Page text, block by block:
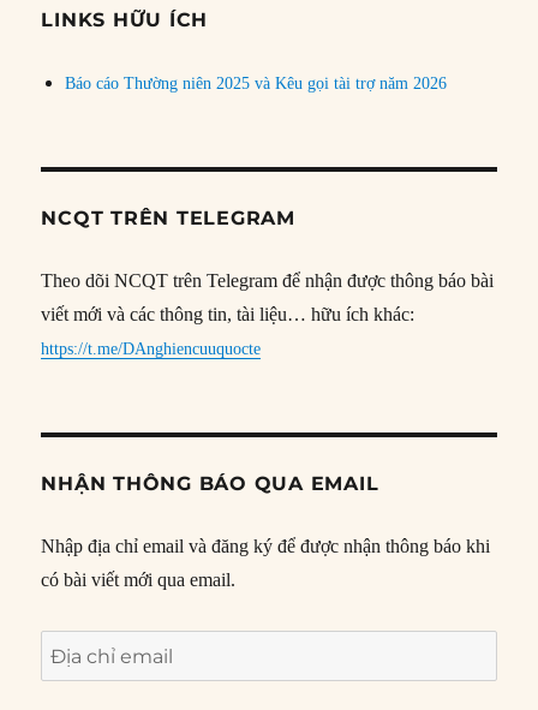
đề
LINKS HỮU ÍCH
Báo cáo Thường niên 2025 và Kêu gọi tài trợ năm 2026
NCQT TRÊN TELEGRAM
Theo dõi NCQT trên Telegram để nhận được thông báo bài
viết mới và các thông tin, tài liệu… hữu ích khác:
https://t.me/DAnghiencuuquocte
NHẬN THÔNG BÁO QUA EMAIL
Nhập địa chỉ email và đăng ký để được nhận thông báo khi
có bài viết mới qua email.
Địa
chỉ